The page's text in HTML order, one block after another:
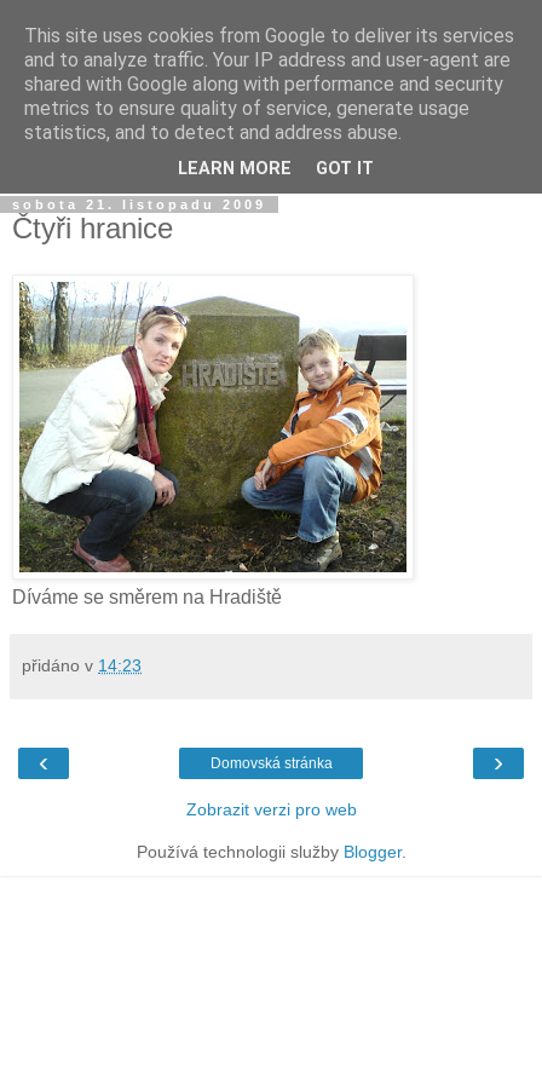
Jirkův blog
Na tento blog posílám fotky a videa z mobilu a taky sem
občas píšu jen tak...
sobota 21. listopadu 2009
Čtyři hranice
Díváme se směrem na Hradiště
přidáno v 14:23
‹ ›
Domovská stránka
Zobrazit verzi pro web
Používá technologii služby Blogger.
This site uses cookies from Google to deliver its services
and to analyze traffic. Your IP address and user-agent are
shared with Google along with performance and security
metrics to ensure quality of service, generate usage
statistics, and to detect and address abuse.
LEARN MORE GOT IT